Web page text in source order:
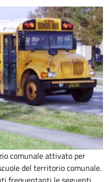
comunale attivato per
del territorio comunale.